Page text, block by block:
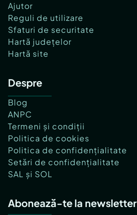
Ajutor
Reguli de utilizare
Sfaturi de securitate
Hartă județelor
Hartă site
Despre
Blog
ANPC
Termeni și condiții
Politica de cookies
Politica de confidențialitate
Setări de confidențialitate
SAL și SOL
Abonează-te la newsletter